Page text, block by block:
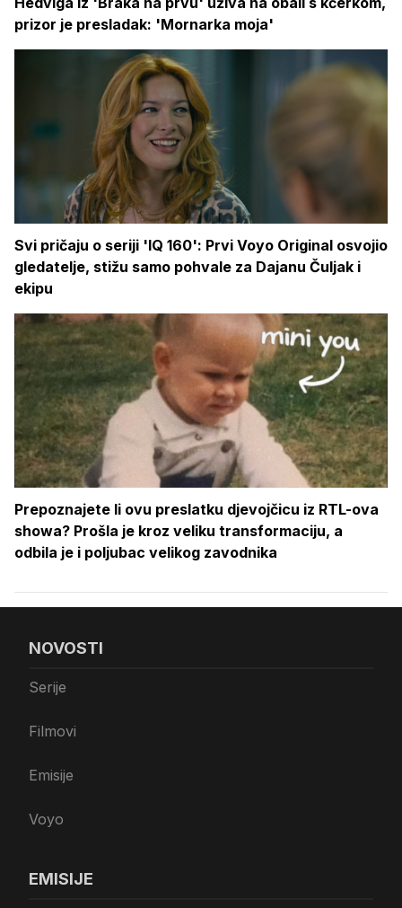
prizor je presladak: 'Mornarka moja'
Svi pričaju o seriji 'IQ 160': Prvi Voyo Original osvojio
gledatelje, stižu samo pohvale za Dajanu Čuljak i
ekipu
Prepoznajete li ovu preslatku djevojčicu iz RTL-ova
showa? Prošla je kroz veliku transformaciju, a
odbila je i poljubac velikog zavodnika
NOVOSTI
Serije
Filmovi
Emisije
Voyo
EMISIJE